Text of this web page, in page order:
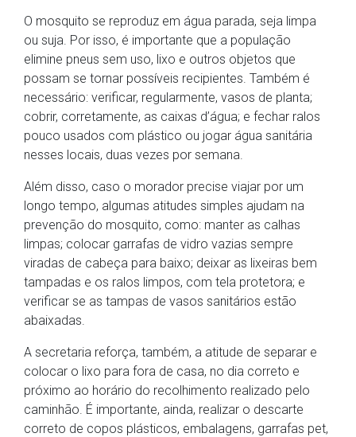
O mosquito se reproduz em água parada, seja limpa
ou suja. Por isso, é importante que a população
elimine pneus sem uso, lixo e outros objetos que
possam se tornar possíveis recipientes. Também é
necessário: verificar, regularmente, vasos de planta;
cobrir, corretamente, as caixas d’água; e fechar ralos
pouco usados com plástico ou jogar água sanitária
nesses locais, duas vezes por semana.
Além disso, caso o morador precise viajar por um
longo tempo, algumas atitudes simples ajudam na
prevenção do mosquito, como: manter as calhas
limpas; colocar garrafas de vidro vazias sempre
viradas de cabeça para baixo; deixar as lixeiras bem
tampadas e os ralos limpos, com tela protetora; e
verificar se as tampas de vasos sanitários estão
abaixadas.
A secretaria reforça, também, a atitude de separar e
colocar o lixo para fora de casa, no dia correto e
próximo ao horário do recolhimento realizado pelo
caminhão. É importante, ainda, realizar o descarte
correto de copos plásticos, embalagens, garrafas pet,